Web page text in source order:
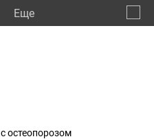
Eще
остеопорозом